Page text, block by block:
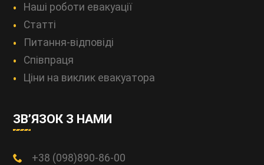
Наші роботи евакуації
Статті
Питання-відповіді
Співпраця
Ціни на виклик евакуатора
ЗВ’ЯЗОК З НАМИ
+38 (098)890-86-00